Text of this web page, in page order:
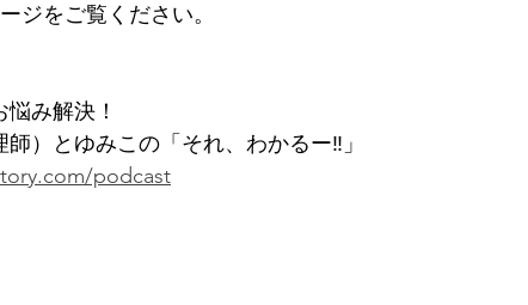
ジをご覧ください。
み解決！
）とゆみこの「それ、わかるー‼」
podcast